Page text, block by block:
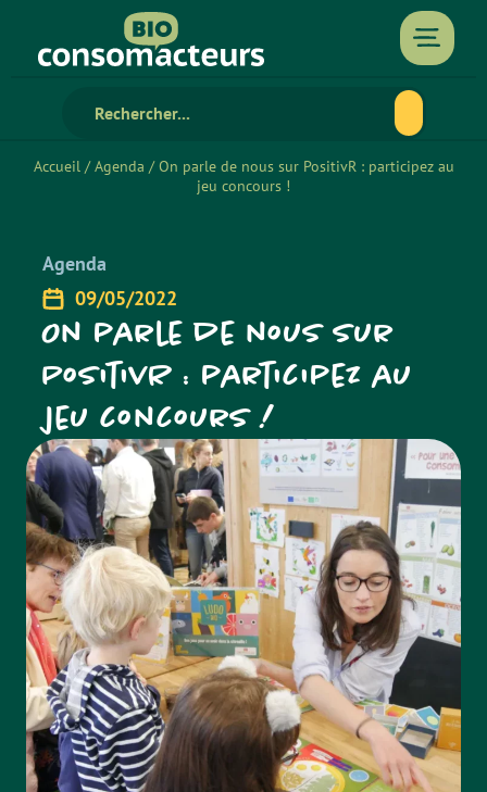
Accueil/Agenda /On parle de nous sur PositivR : participez au
jeu concours !
Agenda
09/05/2022
On parle de nous sur
PositivR : participez au
jeu concours !